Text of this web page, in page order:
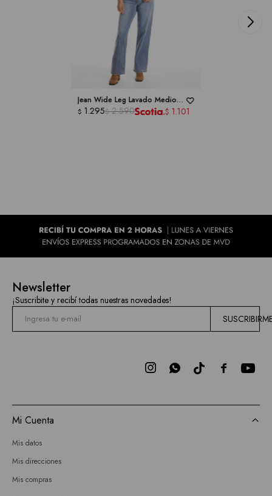
Jean Wide Leg Lavado Medio -
ROYALTY COLLECTION
$ 1.295$ 2.590 $ 1.101
Newsletter
¡Suscribite y recibí todas nuestras novedades!

 
Mi Cuenta
Mis datos
Mis direcciones
Mis compras